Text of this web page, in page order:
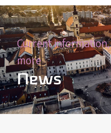
Current
more
News